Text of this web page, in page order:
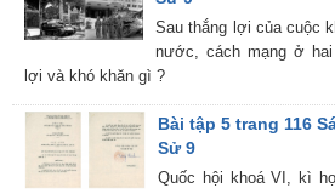
Sau thắng lợi của cuộc
nước, cách mạng ở
lợi và khó khăn gì ?
Bài tập 5 trang 116
Sử 9
Quốc hội khoá VI, kì